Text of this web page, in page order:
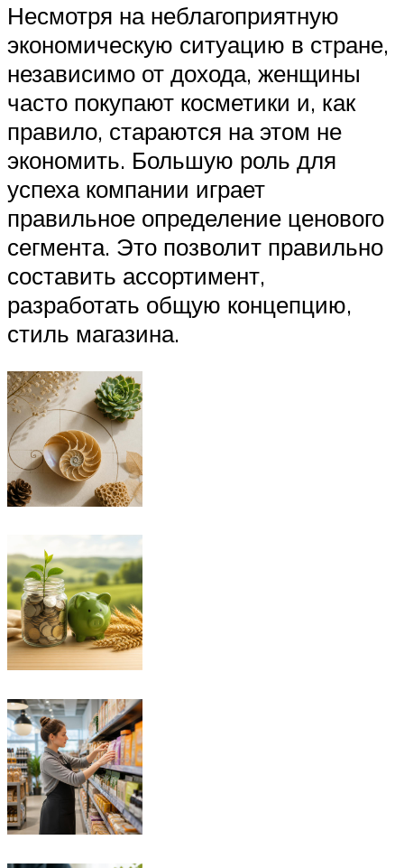
Несмотря на неблагоприятную
экономическую ситуацию в стране,
независимо от дохода, женщины
часто покупают косметики и, как
правило, стараются на этом не
экономить. Большую роль для
успеха компании играет
правильное определение ценового
сегмента. Это позволит правильно
составить ассортимент,
разработать общую концепцию,
стиль магазина.